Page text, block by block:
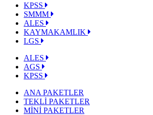
KPSS
SMMM
ALES
KAYMAKAMLIK
LGS
ALES
AGS
KPSS
ANA PAKETLER
TEKLİ PAKETLER
MİNİ PAKETLER